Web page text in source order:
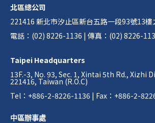
北區總公司
221416 新北市汐止區新台五路一段93號13樓
電話：(02) 8226-1136 | 傳真：(02) 8226-
Taipei Headquarters
13F.-3, No. 93, Sec. 1, Xintai 5th Rd., Xizhi
221416, Taiwan (R.O.C)
Tel：+886-2-8226-1136 | Fax：+886-2-
中區辦事處